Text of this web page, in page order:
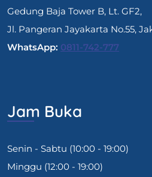
Gedung Baja Tower B, Lt. GF2,
Jl. Pangeran Jayakarta No.55,
WhatsApp: 0811-742-777
Jam Buka
Senin - Sabtu (10:00 - 19:00)
Minggu (12:00 - 19:00)